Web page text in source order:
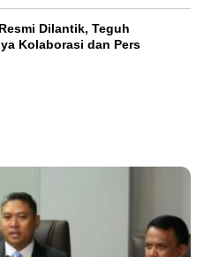
Dilantik, Teguh
Kolaborasi dan Pers